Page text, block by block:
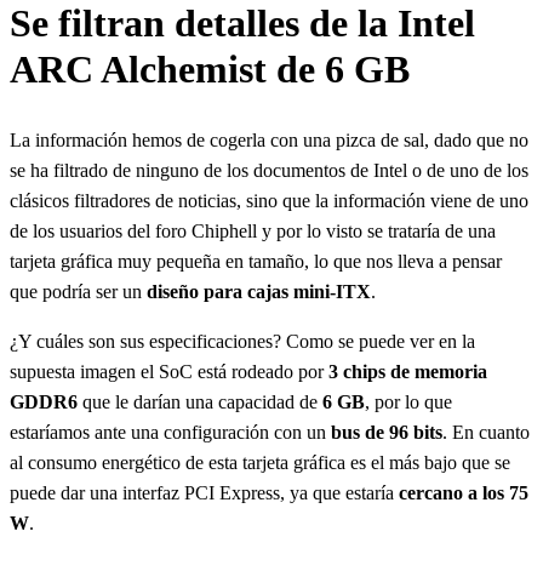
Se filtran detalles de la Intel
ARC Alchemist de 6 GB
La información hemos de cogerla con una pizca de sal, dado que no
se ha filtrado de ninguno de los documentos de Intel o de uno de los
clásicos filtradores de noticias, sino que la información viene de uno
de los usuarios del foro Chiphell y por lo visto se trataría de una
tarjeta gráfica muy pequeña en tamaño, lo que nos lleva a pensar
que podría ser un diseño para cajas mini-ITX.
¿Y cuáles son sus especificaciones? Como se puede ver en la
supuesta imagen el SoC está rodeado por3 chips de memoria
GDDR6 que le darían una capacidad de 6 GB, por lo que
estaríamos ante una configuración con un bus de 96 bits. En cuanto
al consumo energético de esta tarjeta gráfica es el más bajo que se
puede dar una interfaz PCI Express, ya que estaría cercano a los 75
W.